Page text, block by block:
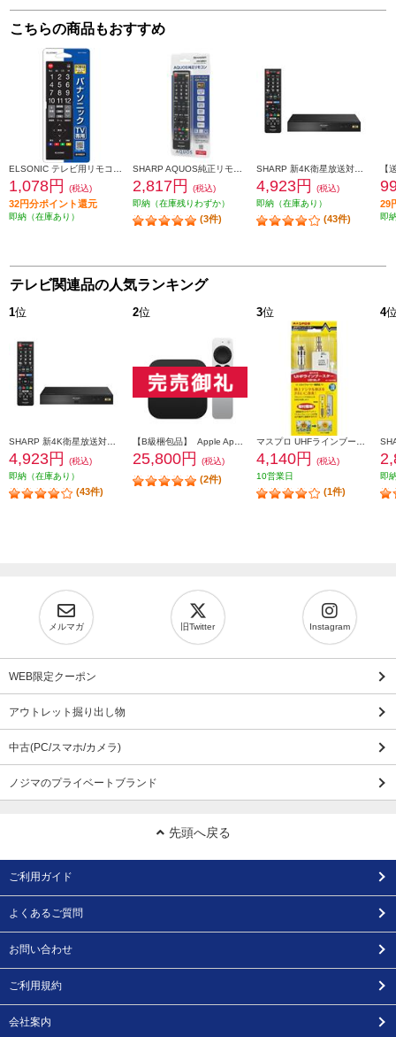
こちらの商品もおすすめ
1,078円 (税込)
32円分ポイント還元
即納（在庫あり）
2,817円
(税込)
即納（在庫残りわずか）
(3件)
4,923円
(税込)
即納（在庫あり）
(43件)
29
即
テレビ関連品の人気ランキング
1位
4,923円
(税込)
即納（在庫あり）
(43件)
2位
25,800円 (税込)
(2件)
3位
4,140円
(税込)
10営業日
(1件)
4
即
メルマガ 旧Twitter Instagram
WEB限定クーポン
アウトレット掘り出し物
中古(PC/スマホ/カメラ)
ノジマのプライベートブランド
先頭へ戻る
ご利用ガイド
よくあるご質問
お問い合わせ
ご利用規約
会社案内